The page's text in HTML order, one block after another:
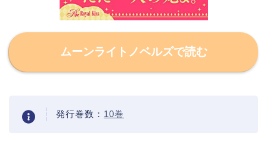
ムーンライトノベルズで読む
発行巻数： 10巻